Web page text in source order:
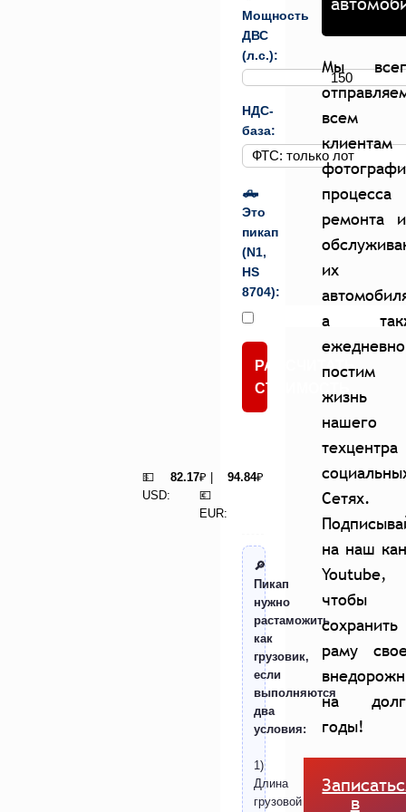
Мощность
ДВС
(л.с.):
НДС-
база:
🛻
Это
пикап
(N1,
HS
8704):
РАССЧИТАТЬ
СТОИМОСТЬ
💵
USD:
82.17₽ |
💶
EUR:
94.84₽
🔎
Пикап
нужно
растаможить
как
грузовик,
если
выполняются
два
условия:
1)
Длина
грузовой
Мы
всем
клиентам
процесса
ремонта
их
а
ежедневно
постим
жизнь
нашего
Сетях.
на наш
Youtube,
чтобы
сохранить
раму
на
годы!
в